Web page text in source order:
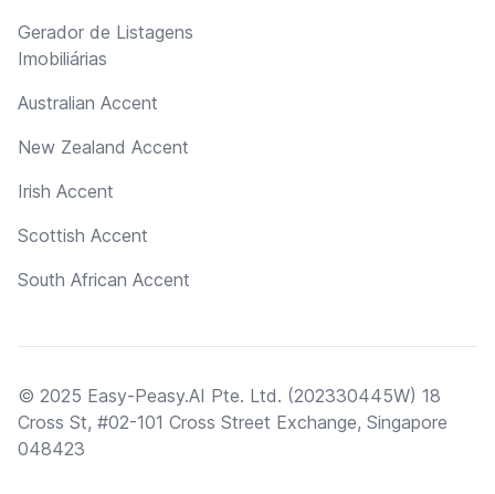
Gerador de Listagens
Imobiliárias
Australian Accent
New Zealand Accent
Irish Accent
Scottish Accent
South African Accent
© 2025 Easy-Peasy.AI Pte. Ltd. (202330445W) 18
Cross St, #02-101 Cross Street Exchange, Singapore
048423